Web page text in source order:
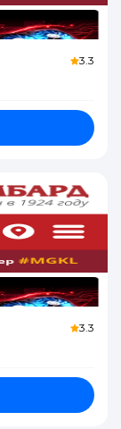
3.3
3.3